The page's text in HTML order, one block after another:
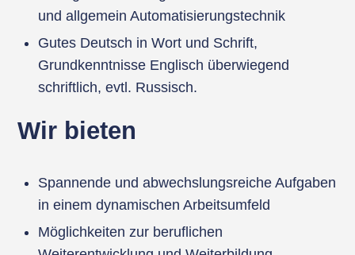
und allgemein Automatisierungstechnik
Gutes Deutsch in Wort und Schrift,
Grundkenntnisse Englisch überwiegend
schriftlich, evtl. Russisch.
Wir bieten
Spannende und abwechslungsreiche Aufgaben
in einem dynamischen Arbeitsumfeld
Möglichkeiten zur beruflichen